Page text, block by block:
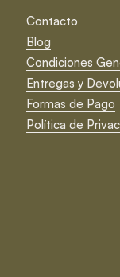
Contacto
Blog
Condiciones
Entregas y
Formas de Pago
Política de